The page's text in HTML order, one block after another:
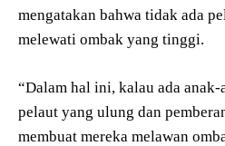
mengatakan bahwa tidak ada
melewati ombak yang tinggi.
“Dalam hal ini, kalau ada
pelaut yang ulung dan
membuat mereka melawan